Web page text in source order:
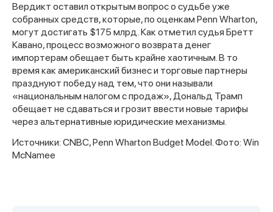
Вердикт оставил открытым вопрос о судьбе уже
собранных средств, которые, по оценкам Penn Wharton,
могут достигать $175 млрд. Как отметил судья Бретт
Кавано, процесс возможного возврата денег
импортерам обещает быть крайне хаотичным. В то
время как американский бизнес и торговые партнеры
празднуют победу над тем, что они называли
«национальным налогом с продаж», Дональд Трамп
обещает не сдаваться и грозит ввести новые тарифы
через альтернативные юридические механизмы.
Источники: CNBC, Penn Wharton Budget Model. Фото: Win
McNamee
Спасибо за заявку